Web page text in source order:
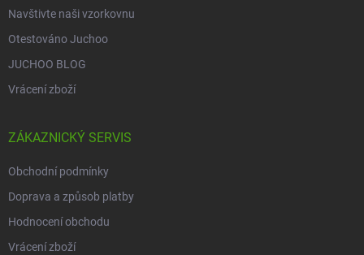
Navštivte naši vzorkovnu
Otestováno Juchoo
JUCHOO BLOG
Vrácení zboží
ZÁKAZNICKÝ SERVIS
Obchodní podmínky
Doprava a způsob platby
Hodnocení obchodu
Vrácení zboží